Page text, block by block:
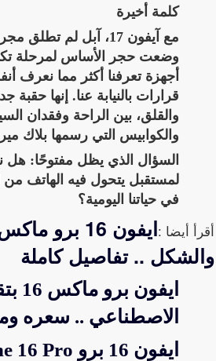
كلمة أخيرة
مع آيفون 17، آبل لم
وضعت حجر الأساس لمرحلة
أجهزة تعرفنا أكثر مما نعرف
قرارات بالنيابة عنا. إنها حقبة
والقلق، بين الراحة وفقدان
والكوابيس التي رسمها بلاك
السؤال الذي يظل مفتوحًا:
لمستقبل يتحول فيه الهاتف
في حياتنا اليومية؟
أقرأ أيضا :
ايفون 16
والشكل .. تفاصيل كاملة
الاصطناعي .. سعره